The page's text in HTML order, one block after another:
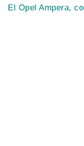
El Opel Ampera,